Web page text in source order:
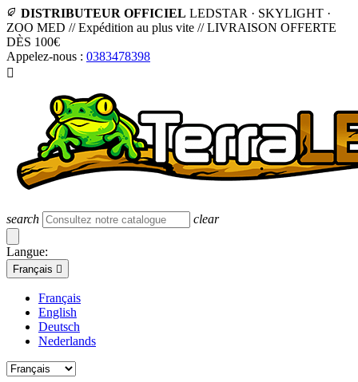
DISTRIBUTEUR OFFICIEL LEDSTAR · SKYLIGHT ·
ZOO MED // Expédition au plus vite // LIVRAISON OFFERTE
DÈS 100€
Appelez-nous : 0383478398

search clear
Langue:
Français 
Français
English
Deutsch
Nederlands